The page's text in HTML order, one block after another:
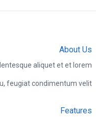
About Us
aliquet et et lorem.
feugiat condimentum velit.
Features